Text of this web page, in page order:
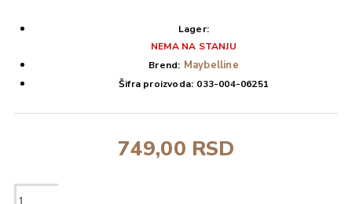
749,00 RSD
Lager:
NEMA NA STANJU
Brend: Maybelline
Šifra proizvoda: 033-004-06251